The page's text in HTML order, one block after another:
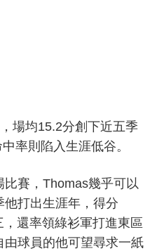
場均15.2分創下近五季
率則陷入生涯低谷。
賽，Thomas幾乎可以
打出生涯年，得分
，還率領綠衫軍打進東區
球員的他可望尋求一紙